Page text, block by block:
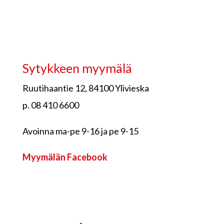
Sytykkeen myymälä
Ruutihaantie 12, 84100 Ylivieska
p. 08 410 6600
Avoinna ma-pe 9-16 ja pe 9-15
Myymälän Facebook